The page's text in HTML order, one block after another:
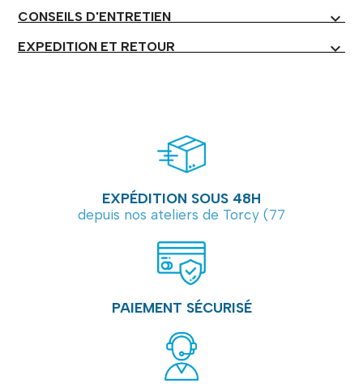
CONSEILS D'ENTRETIEN expand_more
EXPEDITION ET RETOUR expand_more
EXPÉDITION SOUS 48H
depuis nos ateliers de Torcy (77
PAIEMENT SÉCURISÉ